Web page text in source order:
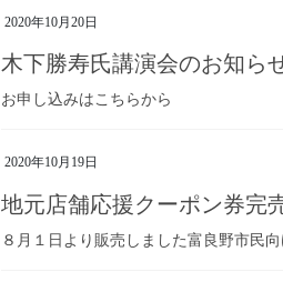
2020年10月20日
木下勝寿氏講演会のお知ら
お申し込みはこちらから
2020年10月19日
地元店舗応援クーポン券完
８月１日より販売しました富良野市民